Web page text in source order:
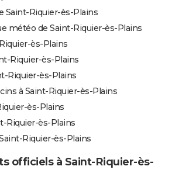
Saint-Riquier-ès-Plains
météo de Saint-Riquier-ès-Plains
ès-Plains
Riquier-ès-Plains
Riquier-ès-Plains
à Saint-Riquier-ès-Plains
ès-Plains
Riquier-ès-Plains
Riquier-ès-Plains
officiels à Saint-Riquier-ès-